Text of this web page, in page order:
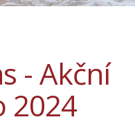
- Akční
2024